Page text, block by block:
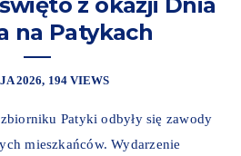
na Patykach
2026 194 VIEWS
Patyki odbyły się zawody
mieszkańców. Wydarzenie